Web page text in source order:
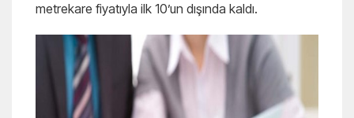
metrekare fiyatıyla ilk 10’un dışında kaldı.